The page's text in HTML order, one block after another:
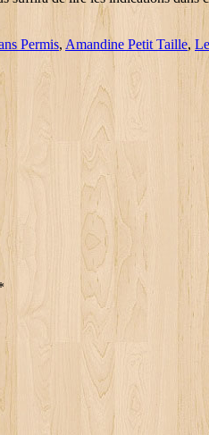
Permis, Amandine Petit Taille,